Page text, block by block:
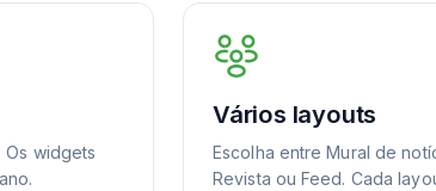
Os widgets
Vários layouts
Escolha entre Mural de
Revista ou Feed. Cada